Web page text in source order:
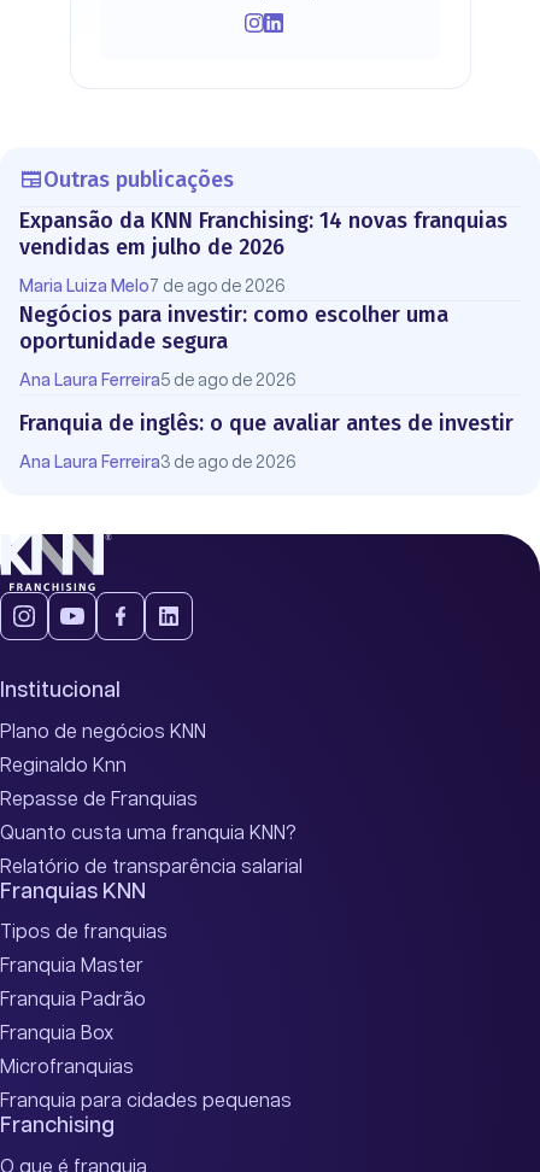
Outras publicações
Expansão da KNN Franchising: 14 novas franquias
vendidas em julho de 2026
Maria Luiza Melo 7 de ago de 2026
Negócios para investir: como escolher uma
oportunidade segura
Ana Laura Ferreira5 de ago de 2026
Franquia de inglês: o que avaliar antes de investir
Ana Laura Ferreira3 de ago de 2026
Institucional
Plano de negócios KNN
Reginaldo Knn
Repasse de Franquias
Quanto custa uma franquia KNN?
Relatório de transparência salarial
Franquias KNN
Tipos de franquias
Franquia Master
Franquia Padrão
Franquia Box
Microfranquias
Franquia para cidades pequenas
Franchising
O que é franquia